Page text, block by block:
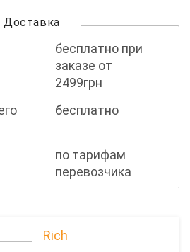
Доставка
бесплатно при
заказе от
2499грн
бесплатно
по тарифам
перевозчика
Rich